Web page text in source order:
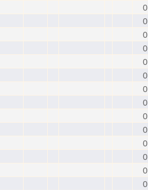
0
0
0
0
0
0
0
0
0
0
0
0
0
0